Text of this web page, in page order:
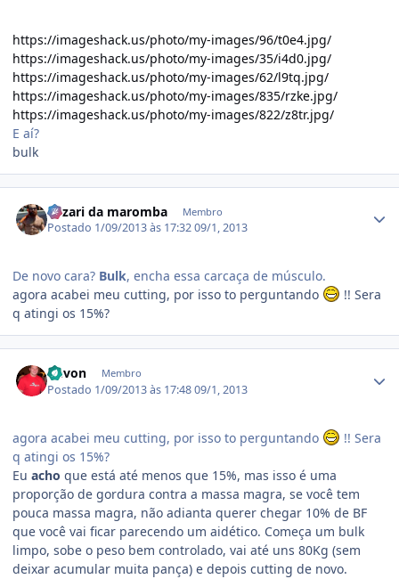
https://imageshack.us/photo/my-images/96/t0e4.jpg/
https://imageshack.us/photo/my-images/35/i4d0.jpg/
https://imageshack.us/photo/my-images/62/l9tq.jpg/
https://imageshack.us/photo/my-images/835/rzke.jpg/
https://imageshack.us/photo/my-images/822/z8tr.jpg/
E aí?
bulk
Fuzari da maromba Membro
Postado 1/09/2013 às 17:3209/1, 2013
De novo cara? Bulk, encha essa carcaça de músculo.
agora acabei meu cutting, por isso to perguntando
!! Sera
q atingi os 15%?
Devon Membro
Postado 1/09/2013 às 17:4809/1, 2013
agora acabei meu cutting, por isso to perguntando
!! Sera
q atingi os 15%?
Eu acho que está até menos que 15%, mas isso é uma
proporção de gordura contra a massa magra, se você tem
pouca massa magra, não adianta querer chegar 10% de BF
que você vai ficar parecendo um aidético. Começa um bulk
limpo, sobe o peso bem controlado, vai até uns 80Kg (sem
deixar acumular muita pança) e depois cutting de novo.